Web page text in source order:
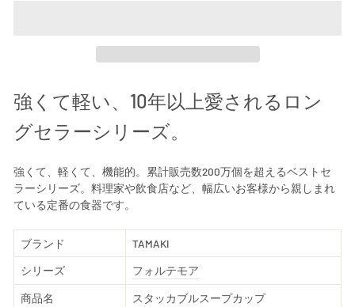
強くて軽い、10年以上愛されるロン
グセラーシリーズ。
強くて、軽くて、機能的。累計販売数200万個を超えるベストセ
ラーシリーズ。料理家や飲食店など、幅広いお客様から親しまれ
ている定番の食器です。
ブランド
TAMAKI
シリーズ
フォルテモア
商品名
スタッカブルスープカップ